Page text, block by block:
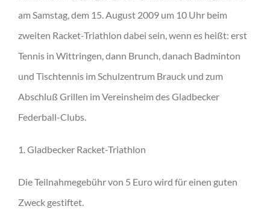
am Samstag, dem 15. August 2009 um 10 Uhr beim
zweiten Racket-Triathlon dabei sein, wenn es heißt: erst
Tennis in Wittringen, dann Brunch, danach Badminton
und Tischtennis im Schulzentrum Brauck und zum
Abschluß Grillen im Vereinsheim des Gladbecker
Federball-Clubs.
1. Gladbecker Racket-Triathlon
Die Teilnahmegebühr von 5 Euro wird für einen guten
Zweck gestiftet.